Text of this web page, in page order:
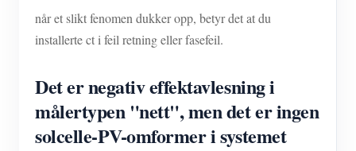
når et slikt fenomen dukker opp, betyr det at du
installerte ct i feil retning eller fasefeil.
Det er negativ effektavlesning i
målertypen "nett", men det er ingen
solcelle-PV-omformer i systemet